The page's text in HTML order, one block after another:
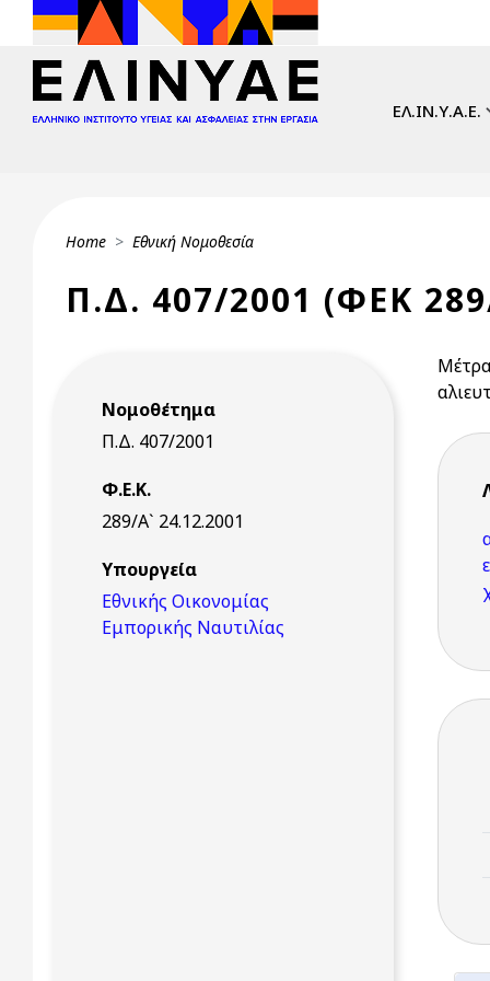
Skip to main content
ΕΛ.ΙΝ.Υ.Α.Ε.
Breadcrumb
Home Εθνική Νομοθεσία
Π.Δ. 407/2001 (ΦΕΚ
Νομοθέτημα
Π.Δ. 407/2001
Φ.Ε.Κ.
289/Α` 24.12.2001
Υπουργεία
Εθνικής Οικονομίας
Εμπορικής Ναυτιλίας